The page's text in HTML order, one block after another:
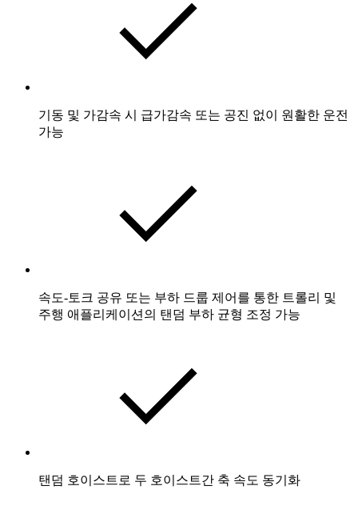
기동 및 가감속 시 급가감속 또는 공진 없이 원활한 운전
가능
속도-토크 공유 또는 부하 드룹 제어를 통한 트롤리 및
주행 애플리케이션의 탠덤 부하 균형 조정 가능
탠덤 호이스트로 두 호이스트간 축 속도 동기화